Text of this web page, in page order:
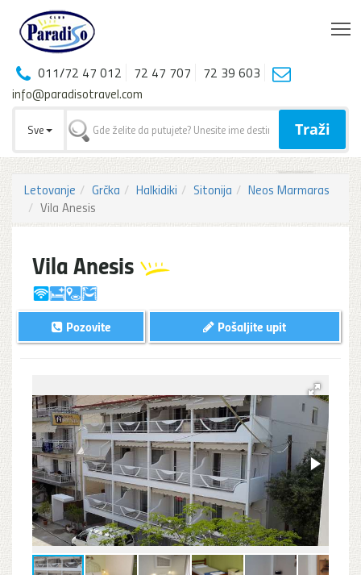
011/72 47 012 72 47 707
72 39 603
info@paradisotravel.com
Sve Traži
Letovanje Grčka Halkidiki Sitonija
Neos Marmaras
Vila Anesis
Vila Anesis
Pošaljite upit
Pozovite